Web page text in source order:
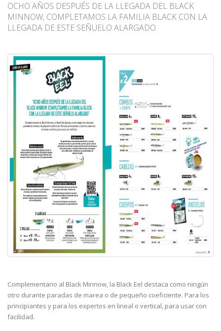
OCHO AÑOS DESPUÉS DE LA LLEGADA DEL BLACK
MINNOW, COMPLETAMOS LA FAMILIA BLACK CON LA
LLEGADA DE ESTE SEÑUELO ALARGADO
Complementario al Black Minnow, la Black Eel destaca como ningún
otro durante paradas de marea o de pequeño coeficiente. Para los
principiantes y para los expertos en lineal o vertical, para usar con
facilidad.